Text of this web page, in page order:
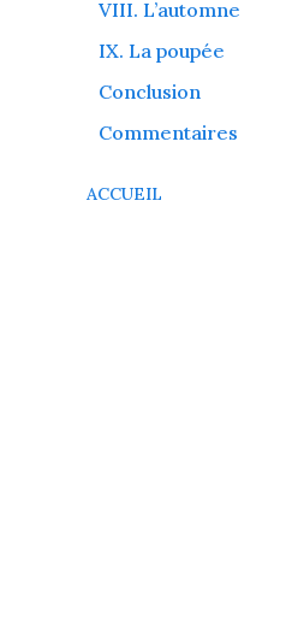
VIII. L’automne
IX. La poupée
Conclusion
Commentaires
ACCUEIL